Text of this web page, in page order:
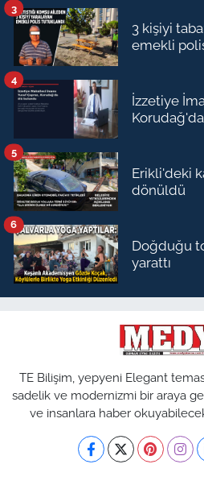
3 kişiyi
emekli
3
İzzetiye
4
Erikli'deki
dönüldü
5
Doğduğu
yarattı
6
TE Bilişim, yepyeni Elegant
sadelik ve modernizmi bir araya
ve insanlara haber